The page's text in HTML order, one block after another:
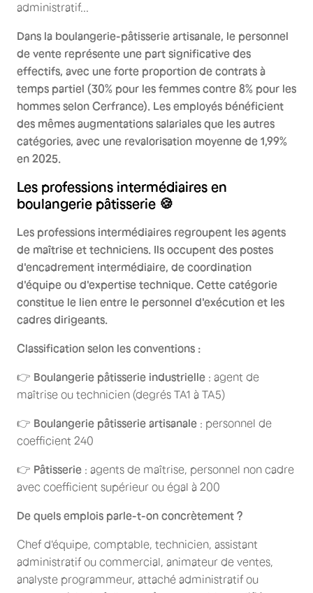
administratif...
Dans la boulangerie-pâtisserie artisanale, le personnel
de vente représente une part significative des
effectifs, avec une forte proportion de contrats à
temps partiel (30% pour les femmes contre 8% pour les
hommes selon Cerfrance). Les employés bénéficient
des mêmes augmentations salariales que les autres
catégories, avec une revalorisation moyenne de 1,99%
en 2025.
Les professions intermédiaires en
boulangerie pâtisserie 🍪
Les professions intermédiaires regroupent les agents
de maîtrise et techniciens. Ils occupent des postes
d'encadrement intermédiaire, de coordination
d'équipe ou d'expertise technique. Cette catégorie
constitue le lien entre le personnel d'exécution et les
cadres dirigeants.
Classification selon les conventions :
👉 Boulangerie pâtisserie industrielle : agent de
maîtrise ou technicien (degrés TA1 à TA5)
👉 Boulangerie pâtisserie artisanale : personnel de
coefficient 240
👉 Pâtisserie : agents de maîtrise, personnel non cadre
avec coefficient supérieur ou égal à 200
De quels emplois parle-t-on concrètement ?
Chef d'équipe, comptable, technicien, assistant
administratif ou commercial, animateur de ventes,
analyste programmeur, attaché administratif ou